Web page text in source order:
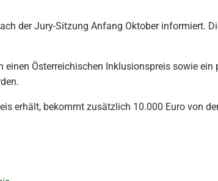
der Jury-Sitzung Anfang Oktober informiert.
einen Österreichischen Inklusionspreis sowie
erhält, bekommt zusätzlich 10.000 Euro von